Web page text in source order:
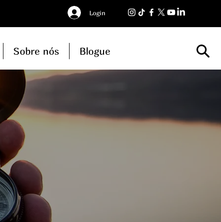
Login
Sobre nós Blogue